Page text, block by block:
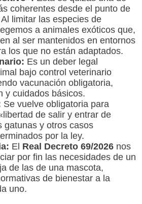
coherentes desde el punto de
limitar las especies de
a animales exóticos que,
al ser mantenidos en entornos
los que no están adaptados.
Es un deber legal
bajo control veterinario
vacunación obligatoria,
y cuidados básicos.
Se vuelve obligatoria para
de salir y entrar de
gatunas y otros casos
por la ley.
El Real Decreto 69/2026 nos
por fin las necesidades de un
de las de una mascota,
de bienestar a la
uno.